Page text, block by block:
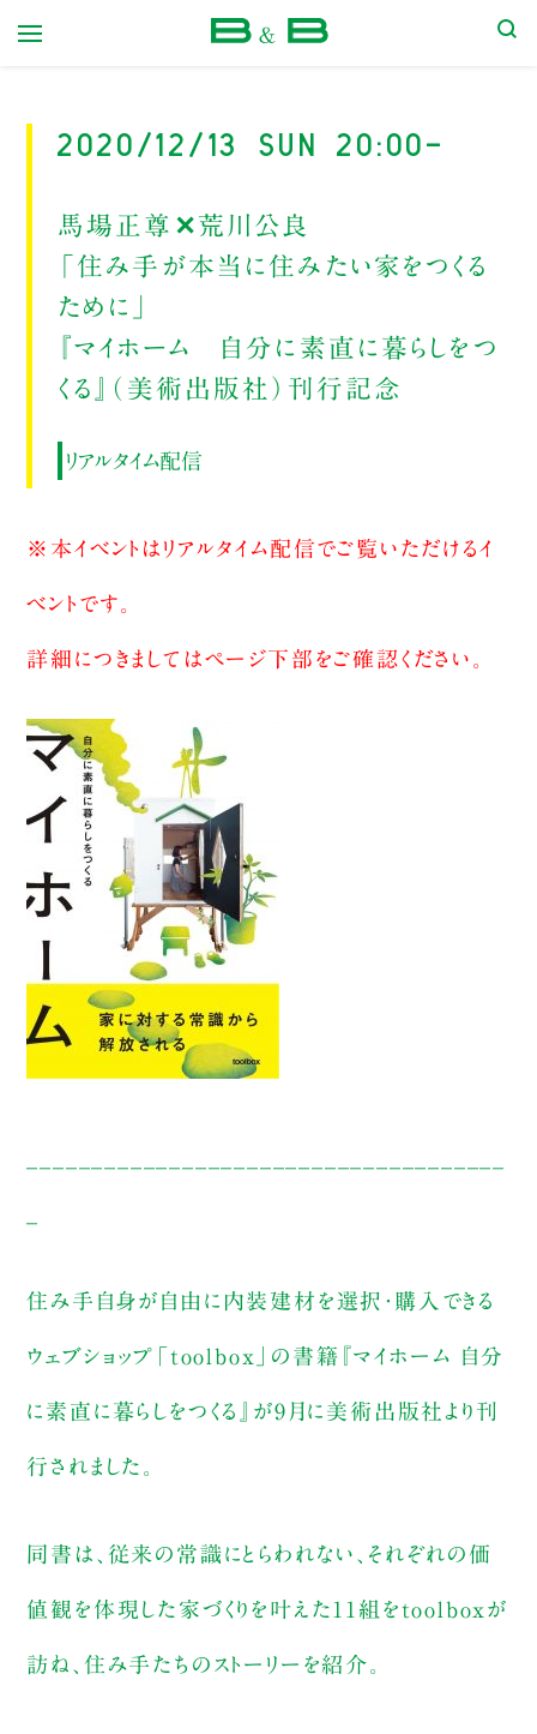
2020/12/13 Sun 20:00-
馬場正尊✕荒川公良
「住み手が本当に住みたい家をつくる
ために」
『マイホーム 自分に素直に暮らしをつ
くる』（美術出版社）刊行記念
リアルタイム配信
※本イベントはリアルタイム配信でご覧いただけるイ
ベントです。
詳細につきましてはページ下部をご確認ください。
住み手自身が自由に内装建材を選択・購入できる
ウェブショップ「toolbox」の書籍『マイホーム 自分
に素直に暮らしをつくる』が9月に美術出版社より刊
行されました。
同書は、従来の常識にとらわれない、それぞれの価
値観を体現した家づくりを叶えた11組をtoolboxが
訪ね、住み手たちのストーリーを紹介。